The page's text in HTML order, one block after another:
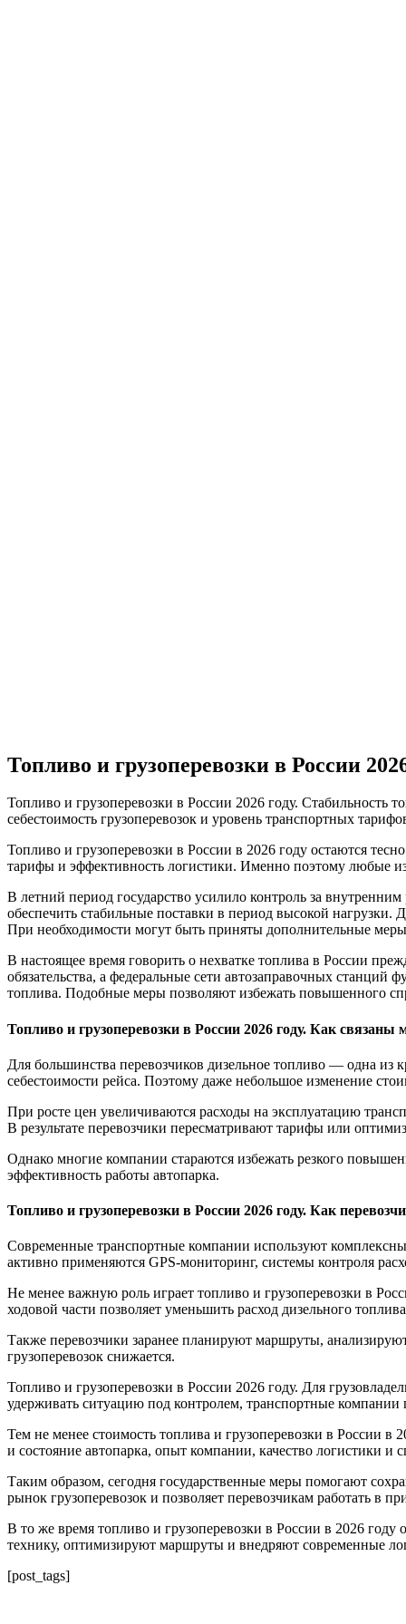
Топливо и грузоперевозки в России
Топливо и грузоперевозки в России 2026 году. Стабильность
себестоимость грузоперевозок и уровень транспортных
Топливо и грузоперевозки в России в 2026 году остаются
тарифы и эффективность логистики. Именно поэтому любые
В летний период государство усилило контроль за
обеспечить стабильные поставки в период высокой нагрузки.
При необходимости могут быть приняты дополнительные
В настоящее время говорить о нехватке топлива в России
обязательства, а федеральные сети автозаправочных
топлива. Подобные меры позволяют избежать повышенного
Топливо и грузоперевозки в России 2026 году. Как связаны
Для большинства перевозчиков дизельное топливо — одна из
себестоимости рейса. Поэтому даже небольшое изменение
При росте цен увеличиваются расходы на эксплуатацию
В результате перевозчики пересматривают тарифы или
Однако многие компании стараются избежать резкого
эффективность работы автопарка.
Топливо и грузоперевозки в России 2026 году. Как
Современные транспортные компании используют
активно применяются GPS-мониторинг, системы контроля
Не менее важную роль играет топливо и грузоперевозки в
ходовой части позволяет уменьшить расход дизельного
Также перевозчики заранее планируют маршруты,
грузоперевозок снижается.
Топливо и грузоперевозки в России 2026 году. Для
удерживать ситуацию под контролем, транспортные
Тем не менее стоимость топлива и грузоперевозки в России
и состояние автопарка, опыт компании, качество логистики и
Таким образом, сегодня государственные меры помогают
рынок грузоперевозок и позволяет перевозчикам работать в
В то же время топливо и грузоперевозки в России в 2026
технику, оптимизируют маршруты и внедряют современные
[post_tags]